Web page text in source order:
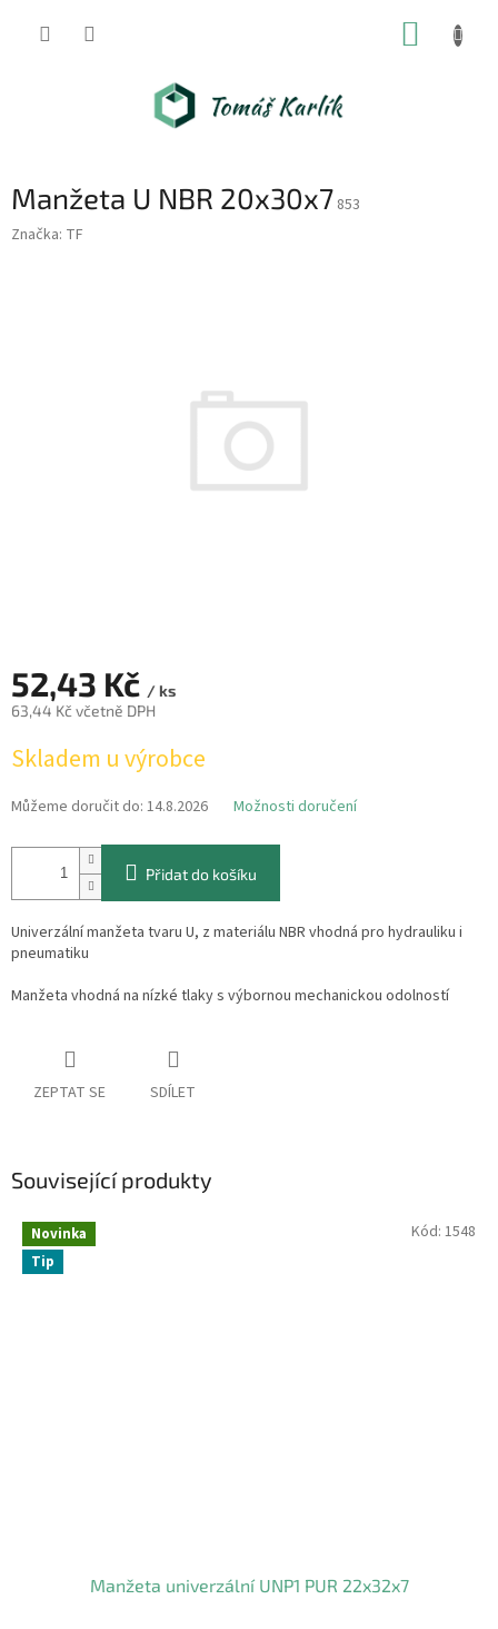
Manžeta U NBR 20x30x7 853
Značka: TF
52,43 Kč / ks
63,44 Kč včetně DPH
cena:
Skladem u výrobce
Můžeme doručit do: 14.8.2026 Možnosti doručení
Přidat do košíku
Univerzální manžeta tvaru U, z materiálu NBR vhodná pro hydrauliku i
pneumatiku
Manžeta vhodná na nízké tlaky s výbornou mechanickou odolností
ZEPTAT SE SDÍLET
Související produkty
Novinka
Tip
Manžeta univerzální UNP1 PUR 22x32x7
Kód: 1548